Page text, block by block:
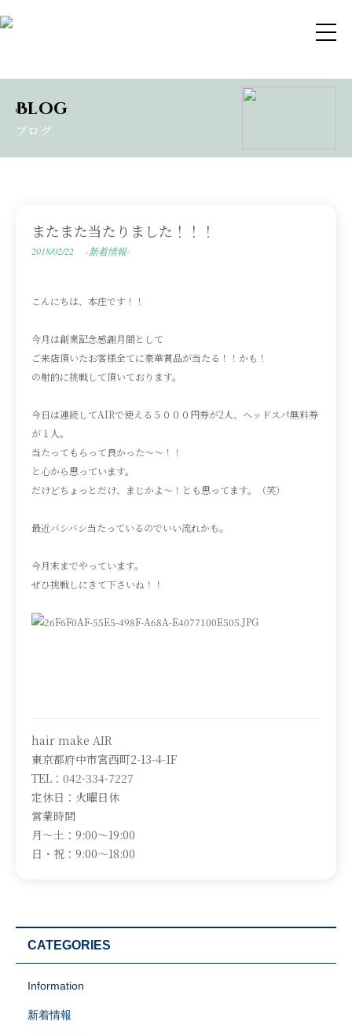
Blog
ブログ
またまた当たりました！！！
2018/02/22 -新着情報-
こんにちは、本庄です！！
今月は創業記念感謝月間として
ご来店頂いたお客様全てに豪華賞品が当たる！！かも！
の射的に挑戦して頂いております。
今日は連続してAIRで使える５０００円券が2人、ヘッドスパ無料券
が１人。
当たってもらって良かった〜〜！！
と心から思っています。
だけどちょっとだけ、まじかよ〜！とも思ってます。（笑）
最近バシバシ当たっているのでいい流れかも。
今月末までやっています。
ぜひ挑戦しにきて下さいね！！
hair make AIR
東京都府中市宮西町2-13-4-1F
TEL：042-334-7227
定休日：火曜日休
営業時間
月～土：9:00～19:00
日・祝：9:00～18:00
CATEGORIES
Information
新着情報